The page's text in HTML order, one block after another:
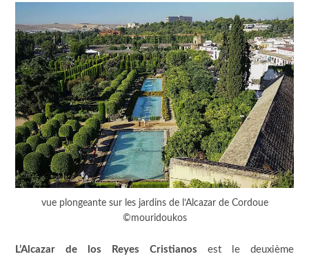
vue plongeante sur les jardins de l’Alcazar de Cordoue
©mouridoukos
L’Alcazar de los Reyes Cristianos est le deuxième